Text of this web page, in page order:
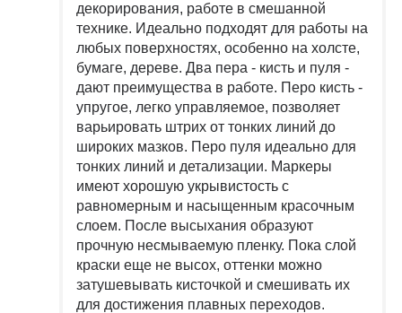
декорирования, работе в смешанной
технике. Идеально подходят для работы на
любых поверхностях, особенно на холсте,
бумаге, дереве. Два пера - кисть и пуля -
дают преимущества в работе. Перо кисть -
упругое, легко управляемое, позволяет
варьировать штрих от тонких линий до
широких мазков. Перо пуля идеально для
тонких линий и детализации. Маркеры
имеют хорошую укрывистость с
равномерным и насыщенным красочным
слоем. После высыхания образуют
прочную несмываемую пленку. Пока слой
краски еще не высох, оттенки можно
затушевывать кисточкой и смешивать их
для достижения плавных переходов.